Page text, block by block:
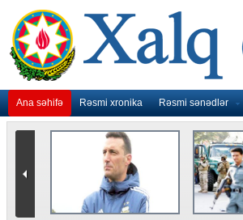
Ana səhifə Rəsmi xronika Rəsmi sənədlər